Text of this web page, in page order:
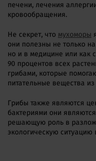
печени, лечения
кровообращения.
Не секрет, что мухоморы
они полезны не только
но и в медицине или как
90 процентов всех
грибами, которые
питательные вещества
Грибы также являются
бактериями они
решающую роль в
экологическую ситуацию